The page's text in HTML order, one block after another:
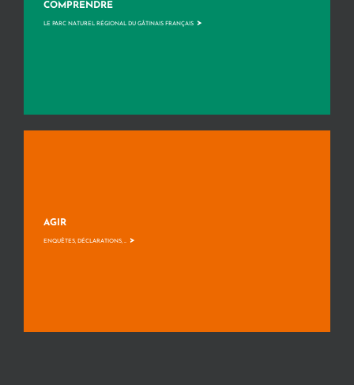
COMPRENDRE
LE PARC NATUREL RÉGIONAL DU GÂTINAIS FRANÇAIS >
AGIR
ENQUÊTES, DÉCLARATIONS, ... >